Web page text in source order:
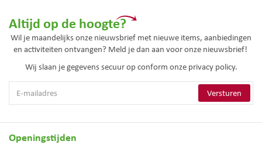
Altijd op de hoogte?
Wil je maandelijks onze nieuwsbrief met nieuwe items, aanbiedingen
en activiteiten ontvangen? Meld je dan aan voor onze nieuwsbrief!
Wij slaan je gegevens secuur op conform onze privacy policy.
Openingstijden